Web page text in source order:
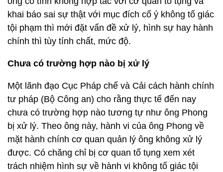
khai báo sai sự thật với mục đích cố ý không tố giác
tội phạm thì mới đặt vấn đề xử lý, hình sự hay hành
chính thì tùy tính chất, mức độ.
Chưa có trường hợp nào bị xử lý
Một lãnh đạo Cục Pháp chế và Cải cách hành chính
tư pháp (Bộ Công an) cho rằng thực tế đến nay
chưa có trường hợp nào tương tự như ông Phong
bị xử lý. Theo ông này, hành vi của ông Phong về
mặt hành chính cơ quan quản lý ông không xử lý
được. Có chăng chỉ bị cơ quan tố tụng xem xét
trách nhiệm hình sự về hành vi không tố giác tội